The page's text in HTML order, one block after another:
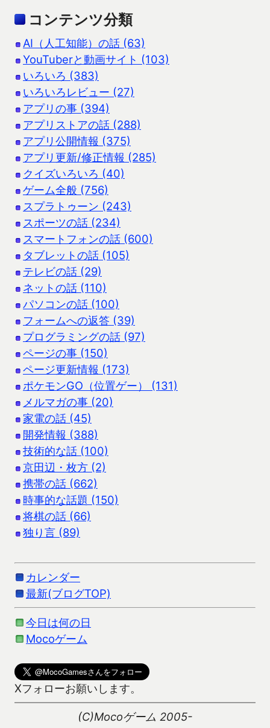
コンテンツ分類
AI（人工知能）の話 (63)
YouTuberと動画サイト (103)
いろいろ (383)
いろいろレビュー (27)
アプリの事 (394)
アプリストアの話 (288)
アプリ公開情報 (375)
アプリ更新/修正情報 (285)
クイズいろいろ (40)
ゲーム全般 (756)
スプラトゥーン (243)
スポーツの話 (234)
スマートフォンの話 (600)
タブレットの話 (105)
テレビの話 (29)
ネットの話 (110)
パソコンの話 (100)
フォームへの返答 (39)
プログラミングの話 (97)
ページの事 (150)
ページ更新情報 (173)
ポケモンGO（位置ゲー） (131)
メルマガの事 (20)
家電の話 (45)
開発情報 (388)
技術的な話 (100)
京田辺・枚方 (2)
携帯の話 (662)
時事的な話題 (150)
将棋の話 (66)
独り言 (89)
カレンダー
最新(ブログTOP)
今日は何の日
Mocoゲーム
Xフォローお願いします。
(C)Mocoゲーム 2005-